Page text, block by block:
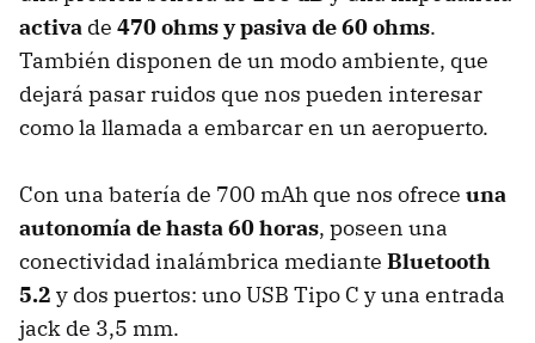
activa de 470 ohms y pasiva de 60 ohms.
También disponen de un modo ambiente, que
dejará pasar ruidos que nos pueden interesar
como la llamada a embarcar en un aeropuerto.
Con una batería de 700 mAh que nos ofrece una
autonomíadehasta 60 horas, poseen una
conectividad inalámbrica mediante Bluetooth
5.2 y dos puertos: uno USB Tipo C y una entrada
jack de 3,5 mm.